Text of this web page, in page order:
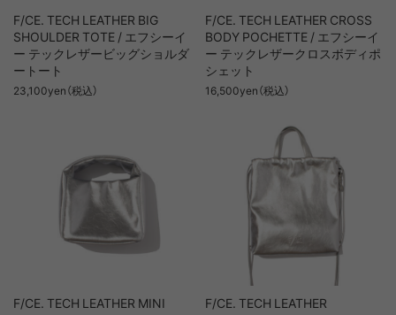
F/CE. TECH LEATHER BIG
SHOULDER TOTE / エフシーイ
ー テックレザービッグショルダ
ートート
23,100yen（税込）
F/CE. TECH LEATHER CROSS
BODY POCHETTE / エフシーイ
ー テックレザークロスボディポ
シェット
16,500yen（税込）
F/CE. TECH LEATHER MINI
F/CE. TECH LEATHER